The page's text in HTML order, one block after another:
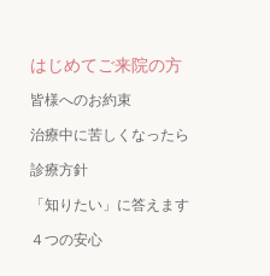
はじめてご来院の方
皆様へのお約束
治療中に苦しくなったら
診療方針
「知りたい」に答えます
４つの安心